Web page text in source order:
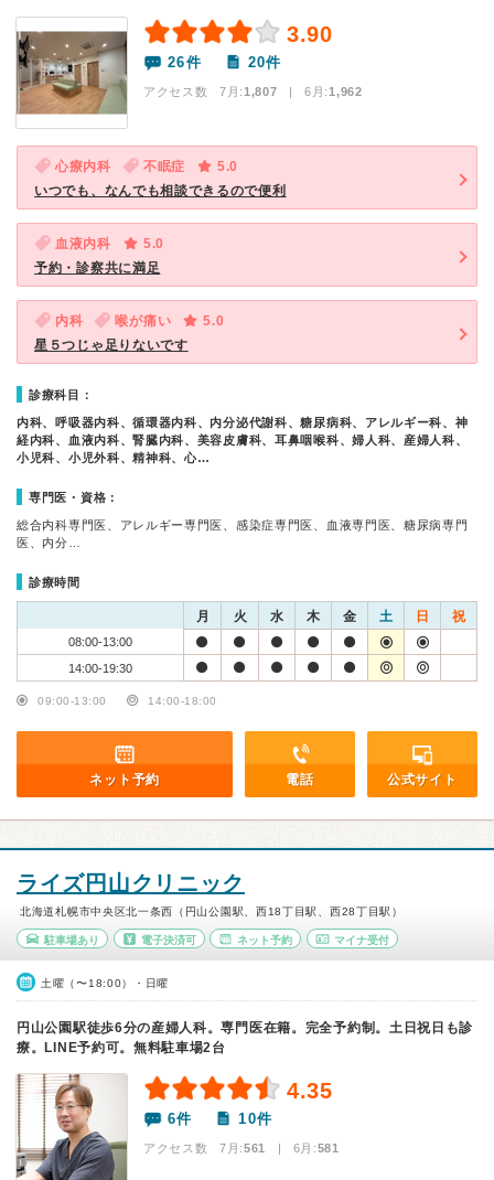
3.90
26件 20件
アクセス数 7月:1,807 | 6月:1,962
心療内科 不眠症
5.0
いつでも、なんでも相談できるので便利
血液内科
5.0
予約・診察共に満足
内科 喉が痛い
5.0
星５つじゃ足りないです
診療科目：
内科、呼吸器内科、循環器内科、内分泌代謝科、糖尿病科、アレルギー科、神
経内科、血液内科、腎臓内科、美容皮膚科、耳鼻咽喉科、婦人科、産婦人科、
小児科、小児外科、精神科、心…
専門医・資格：
総合内科専門医、アレルギー専門医、感染症専門医、血液専門医、糖尿病専門
医、内分…
診療時間
月 火 水 木 金 土 日 祝
08:00-13:00
14:00-19:30
09:00-13:00 14:00-18:00
ネット予約 電話 公式サイト
ライズ円山クリニック
北海道札幌市中央区北一条西（円山公園駅、西18丁目駅、西28丁目駅）
駐車場あり 電子決済可 ネット予約 マイナ受付
土曜（〜18:00）・日曜
円山公園駅徒歩6分の産婦人科。専門医在籍。完全予約制。土日祝日も診
療。LINE予約可。無料駐車場2台
4.35
6件 10件
アクセス数 7月:561 | 6月:581